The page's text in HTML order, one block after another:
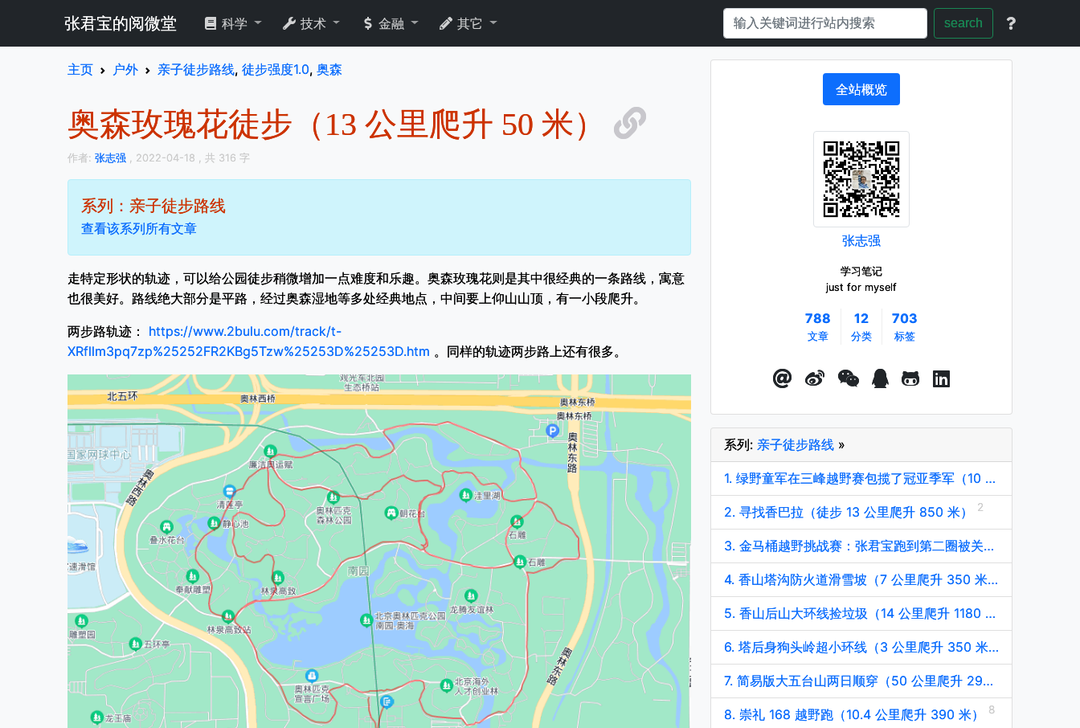
张君宝的阅微堂 科学 技术 金融 其它 search
主页 户外 亲子徒步路线, 徒步强度1.0, 奥森
奥森玫瑰花徒步（13 公里爬升 50 米）
作者: 张志强 , 2022-04-18 , 共 316 字
系列：亲子徒步路线
查看该系列所有文章
走特定形状的轨迹，可以给公园徒步稍微增加一点难度和乐趣。奥森玫瑰花则是其中很经典的一条路线，寓意
也很美好。路线绝大部分是平路，经过奥森湿地等多处经典地点，中间要上仰山山顶，有一小段爬升。
两步路轨迹：
https://www.2bulu.com/track/t-
XRfllm3pq7zp%25252FR2KBg5Tzw%25253D%25253D.htm 。同样的轨迹两步路上还有很多。
全站概览
张志强
学习笔记
just for myself
788
文章
12
分类
703
标签
系列: 亲子徒步路线 »
1. 绿野童军在三峰越野赛包揽了冠亚季军（10 公里爬升 400 米）
2. 寻找香巴拉（徒步 13 公里爬升 850 米）
3. 金马桶越野挑战赛：张君宝跑到第二圈被关门（15 公里爬升 700 米）
4. 香山塔沟防火道滑雪坡（7 公里爬升 350 米）
5. 香山后山大环线捡垃圾（14 公里爬升 1180 米）
6. 塔后身狗头岭超小环线（3 公里爬升 350 米）
7. 简易版大五台山两日顺穿（50 公里爬升 2900 米）
8. 崇礼 168 越野跑（10.4 公里爬升 390 米）